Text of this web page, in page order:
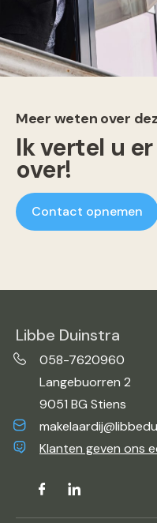
Meer weten over
Ik vertel u
over!
Contact opnemen
Libbe Duinstra
058-7620960
Langebuorren 2
9051 BG Stiens
Klanten geven ons